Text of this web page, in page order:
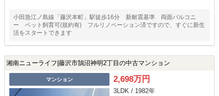
小田急江ノ島線「藤沢本町」駅徒歩16分 新耐震基準 両面バルコニ
ー ペット飼育可(規約有) フルリノベーション済ですので、すぐに新生
活をスタートできます
湘南ニューライフ|藤沢市鵠沼神明2丁目の中古マンション
マンション 2,698万円
3LDK / 1982年